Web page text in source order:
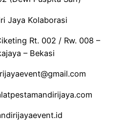
Jaya Kolaborasi
Rt. 002 / Rw. 008 –
– Bekasi